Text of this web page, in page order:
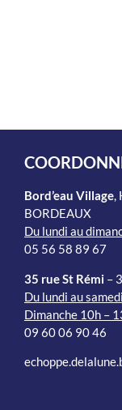
Bord’eau Village,
BORDEAUX
Du lundi au
05 56 58 89 67
35 rue St Rémi –
Du lundi au
Dimanche 10h –
09 60 06 90 46